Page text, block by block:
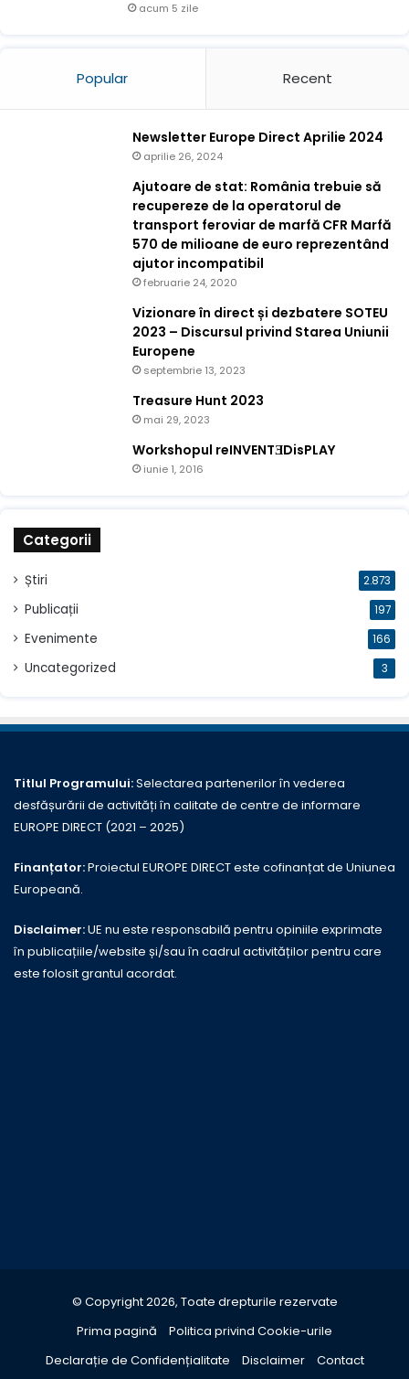
acum 5 zile
Popular Recent
Newsletter Europe Direct Aprilie 2024
aprilie 26, 2024
Ajutoare de stat: România trebuie să
recupereze de la operatorul de
transport feroviar de marfă CFR Marfă
570 de milioane de euro reprezentând
ajutor incompatibil
februarie 24, 2020
Vizionare în direct și dezbatere SOTEU
2023 – Discursul privind Starea Uniunii
Europene
septembrie 13, 2023
Treasure Hunt 2023
mai 29, 2023
Workshopul reINVENTƎDisPLAY
iunie 1, 2016
Categorii
Știri 2.873
Publicații 197
Evenimente 166
Uncategorized 3
Titlul Programului:Selectarea partenerilor în vederea
desfășurării de activități în calitate de centre de informare
EUROPE DIRECT (2021 – 2025)
Finanțator:Proiectul EUROPE DIRECT este cofinanțat de Uniunea
Europeană.
Disclaimer:UE nu este responsabilă pentru opiniile exprimate
în publicațiile/website și/sau în cadrul activităților pentru care
este folosit grantul acordat.
© Copyright 2026, Toate drepturile rezervate
Prima pagină
Politica privind Cookie-urile
Declarație de Confidențialitate
Disclaimer Contact